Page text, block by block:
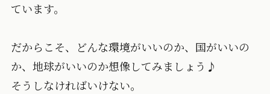
ています。
だからこそ、どんな環境がいいのか、国がいいの
か、地球がいいのか想像してみましょう♪
そうしなければいけない。